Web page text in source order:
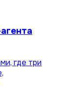
где три